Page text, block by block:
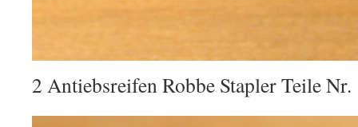
2 Antiebsreifen Robbe Stapler Teile Nr.